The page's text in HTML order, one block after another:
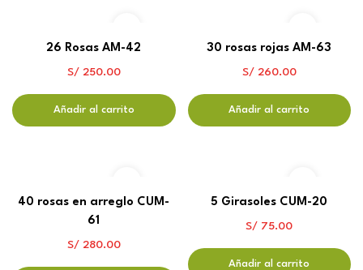
26 Rosas AM-42
S/250.00
Añadir al carrito
30 rosas rojas AM-63
S/260.00
Añadir al carrito
40 rosas en arreglo CUM-
61
S/280.00
5 Girasoles CUM-20
S/ 75.00
Añadir al carrito